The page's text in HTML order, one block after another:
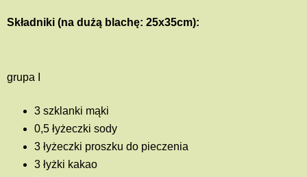
Składniki (na dużą blachę: 25x35cm):
grupa I
3 szklanki mąki
0,5 łyżeczki sody
3 łyżeczki proszku do pieczenia
3 łyżki kakao